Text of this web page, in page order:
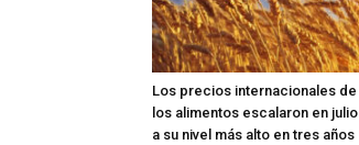
Los precios internacionales de
los alimentos escalaron en julio
a su nivel más alto en tres años